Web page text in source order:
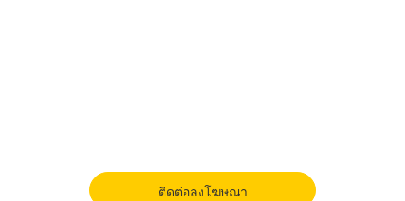
ติดต่อลงโฆษณา